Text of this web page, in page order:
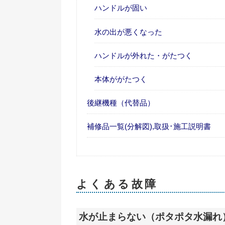
ハンドルが固い
水の出が悪くなった
ハンドルが外れた・がたつく
本体ががたつく
後継機種（代替品）
補修品一覧(分解図),取扱･施工説明書
よくある故障
水が止まらない（ポタポタ水漏れ